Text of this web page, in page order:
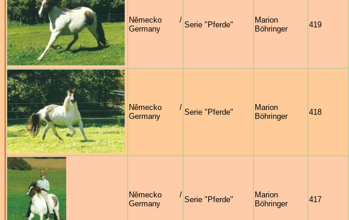
Německo /
Germany
Serie "Pferde"
Marion
Böhringer
419
Německo /
Germany
Serie "Pferde"
Marion
Böhringer
418
Německo /
Germany
Serie "Pferde"
Marion
Böhringer
417